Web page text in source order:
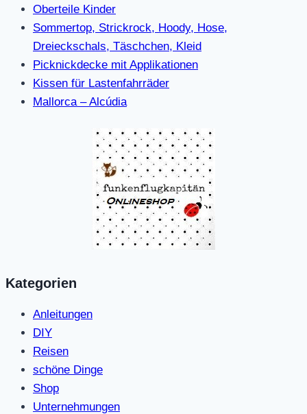
Oberteile Kinder
Sommertop, Strickrock, Hoody, Hose,
Dreieckschals, Täschchen, Kleid
Picknickdecke mit Applikationen
Kissen für Lastenfahrräder
Mallorca – Alcúdia
Kategorien
Anleitungen
DIY
Reisen
schöne Dinge
Shop
Unternehmungen